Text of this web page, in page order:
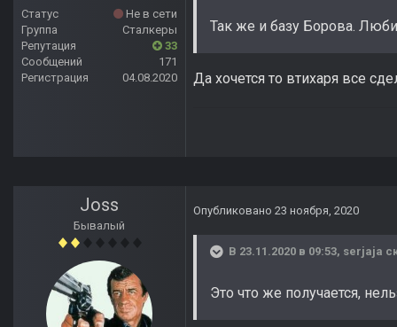
Статус
Не в сети
Группа
Сталкеры
Репутация
33
Сообщений
171
Регистрация
04.08.2020
Так же и базу Борова.
Да хочется то втихаря все
Joss
Бывалый
Опубликовано 23 ноября, 2020
В 23.11.2020 в 09:53, serjaja
Это что же получается,